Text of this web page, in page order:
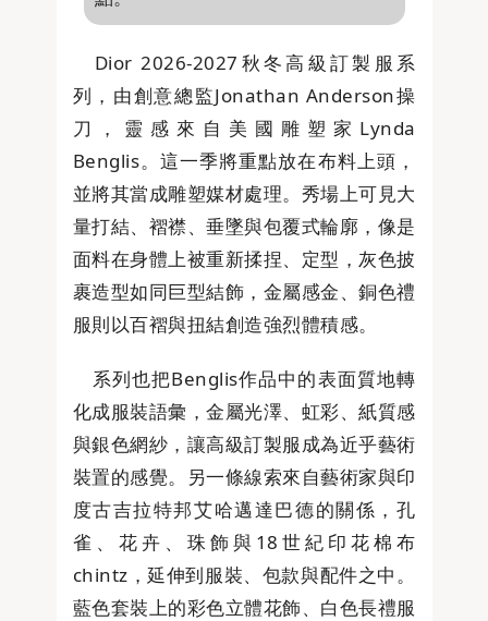
Dior 2026-2027秋冬高級訂製服系
列，由創意總監Jonathan Anderson操
刀，靈感來自美國雕塑家Lynda
Benglis。這一季將重點放在布料上頭，
並將其當成雕塑媒材處理。秀場上可見大
量打結、褶襟、垂墜與包覆式輪廓，像是
面料在身體上被重新揉捏、定型，灰色披
裹造型如同巨型結飾，金屬感金、銅色禮
服則以百褶與扭結創造強烈體積感。
系列也把Benglis作品中的表面質地轉
化成服裝語彙，金屬光澤、虹彩、紙質感
與銀色網紗，讓高級訂製服成為近乎藝術
裝置的感覺。另一條線索來自藝術家與印
度古吉拉特邦艾哈邁達巴德的關係，孔
雀、花卉、珠飾與18世紀印花棉布
chintz，延伸到服裝、包款與配件之中。
藍色套裝上的彩色立體花飾、白色長禮服